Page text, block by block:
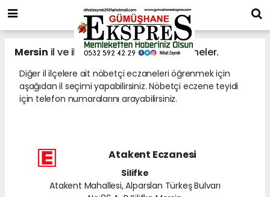
Mersin il ve ilçelerine ait nöbetçi eczaneler.
Diğer il ilçelere ait nöbetçi eczaneleri öğrenmek için
aşağıdan il seçimi yapabilirsiniz. Nöbetçi eczene teyidi
için telefon numaralarını arayabilirsiniz.
Atakent Eczanesi
Silifke
Atakent Mahallesi, Alparslan Türkeş Bulvarı